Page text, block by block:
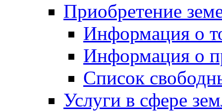
Приобретение
Информация о
Информация о
Список
Услуги в сфере